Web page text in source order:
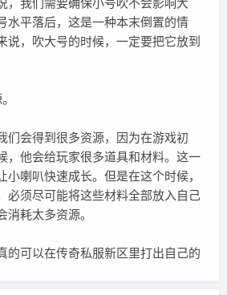
水平落后，这是一种本末倒置的情
说，吹大号的时候，一定要把它放到
会得到很多资源，因为在游戏初
，他会给玩家很多道具和材料。这一
喇叭快速成长。但是在这个时候，
必须尽可能将这些材料全部放入自己
耗太多资源。
可以在传奇私服新区里打出自己的